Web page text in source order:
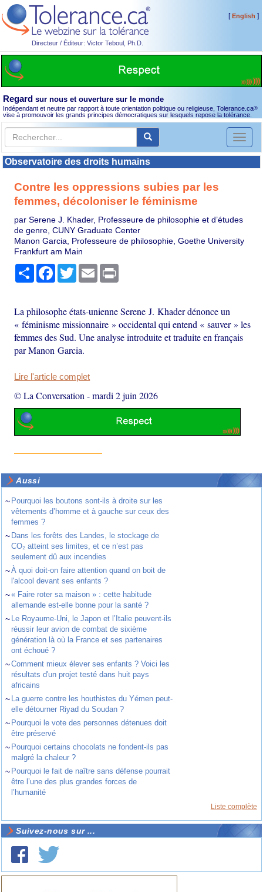
Directeur / Éditeur: Victor Teboul, Ph.D.
[English ]
Regard sur nous et ouverture sur le monde
Indépendant et neutre par rapport à toute orientation politique ou religieuse, Tolerance.ca®
vise à promouvoir les grands principes démocratiques sur lesquels repose la tolérance.
Toggle
Observatoire des droits humains
Contre les oppressions subies par les
femmes, décoloniser le féminisme
par Serene J. Khader, Professeure de philosophie et d’études
de genre, CUNY Graduate Center
Manon Garcia, Professeure de philosophie, Goethe University
Frankfurt am Main
PartagerFacebook
TwitterEmail
La philosophe états-unienne Serene J. Khader dénonce un
« féminisme missionnaire » occidental qui entend « sauver » les
femmes des Sud. Une analyse introduite et traduite en français
par Manon Garcia.
Lire l'article complet
© La Conversation -mardi 2 juin 2026
Aussi
~ Pourquoi les boutons sont-ils à droite sur les
vêtements d’homme et à gauche sur ceux des
femmes ?
~ Dans les forêts des Landes, le stockage de
CO₂ atteint ses limites, et ce n’est pas
seulement dû aux incendies
~À quoi doit-on faire attention quand on boit de
l'alcool devant ses enfants ?
~« Faire roter sa maison » : cette habitude
allemande est-elle bonne pour la santé ?
~ Le Royaume-Uni, le Japon et l’Italie peuvent-ils
réussir leur avion de combat de sixième
génération là où la France et ses partenaires
ont échoué ?
~Comment mieux élever ses enfants ? Voici les
résultats d'un projet testé dans huit pays
africains
~ La guerre contre les houthistes du Yémen peut-
elle détourner Riyad du Soudan ?
~ Pourquoi le vote des personnes détenues doit
être préservé
~ Pourquoi certains chocolats ne fondent-ils pas
malgré la chaleur ?
~ Pourquoi le fait de naître sans défense pourrait
être l’une des plus grandes forces de
l’humanité
Liste complète
Suivez-nous sur ...